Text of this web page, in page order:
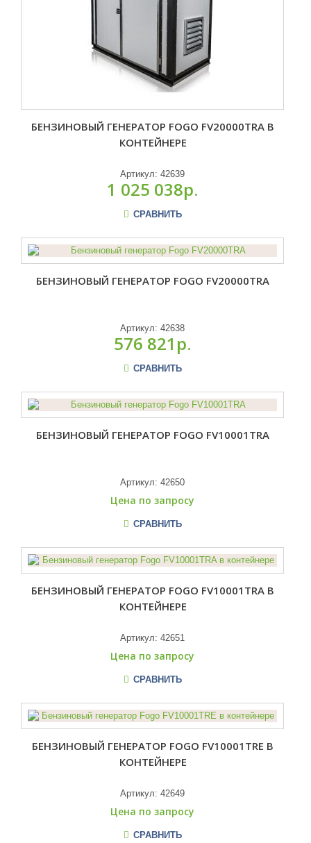
БЕНЗИНОВЫЙ ГЕНЕРАТОР FOGO FV20000TRA В
КОНТЕЙНЕРЕ
Артикул:42639
1 025 038р.
СРАВНИТЬ
БЕНЗИНОВЫЙ ГЕНЕРАТОР FOGO FV20000TRA
Артикул:42638
576 821р.
СРАВНИТЬ
БЕНЗИНОВЫЙ ГЕНЕРАТОР FOGO FV10001TRA
Артикул:42650
Цена по запросу
СРАВНИТЬ
БЕНЗИНОВЫЙ ГЕНЕРАТОР FOGO FV10001TRA В
КОНТЕЙНЕРЕ
Артикул:42651
Цена по запросу
СРАВНИТЬ
БЕНЗИНОВЫЙ ГЕНЕРАТОР FOGO FV10001TRE В
КОНТЕЙНЕРЕ
Артикул:42649
Цена по запросу
СРАВНИТЬ